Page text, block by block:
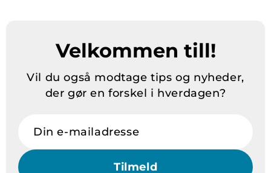
Velkommen till!
Vil du også modtage tips og nyheder,
der gør en forskel i hverdagen?
Din e-mailadresse
Tilmeld